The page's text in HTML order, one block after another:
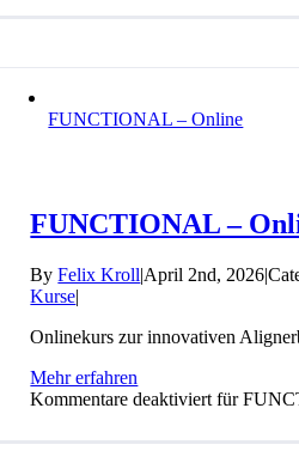
FUNCTIONAL – Online
FUNCTIONAL –
ByFelix Kroll|April 2nd, 2026|
Kurse|
Onlinekurs zur innovativen
Mehr erfahren
Kommentare deaktiviert für